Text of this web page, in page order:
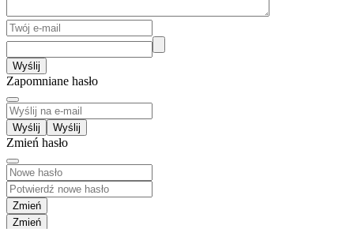
Wyślij
Zapomniane hasło
Wyślij
Zmień hasło
Zmień